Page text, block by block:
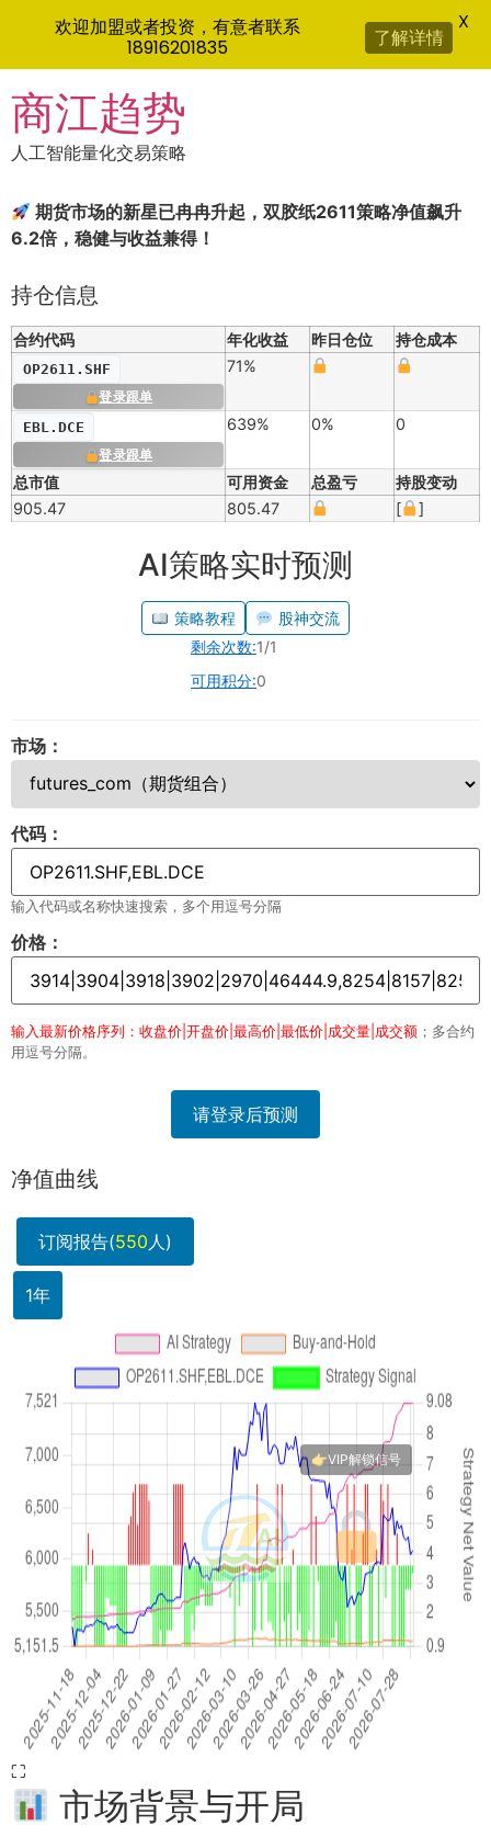
to
content
商江趋势
人工智能量化交易策略
期货市场的新星已冉冉升起，双胶纸2611策略净值飙升
6.2倍，稳健与收益兼得！
持仓信息
合约代码 年化收益 昨日仓位 持仓成本
OP2611.SHF
登录跟单
71%
EBL.DCE
登录跟单
639% 0% 0
总市值 可用资金 总盈亏
持股变动
905.47
805.47 [ ]
AI策略实时预测
策略教程
股神交流
剩余次数:1/1
可用积分:0
市场：
代码：
输入代码或名称快速搜索，多个用逗号分隔
价格：
输入最新价格序列：收盘价|开盘价|最高价|最低价|成交量|成交额 ；多合约
用逗号分隔。
请登录后预测
净值曲线
订阅报告(550人)
1年
⛶
市场背景与开局
欢迎加盟或者投资，有意者联系
18916201835
了解详情
X